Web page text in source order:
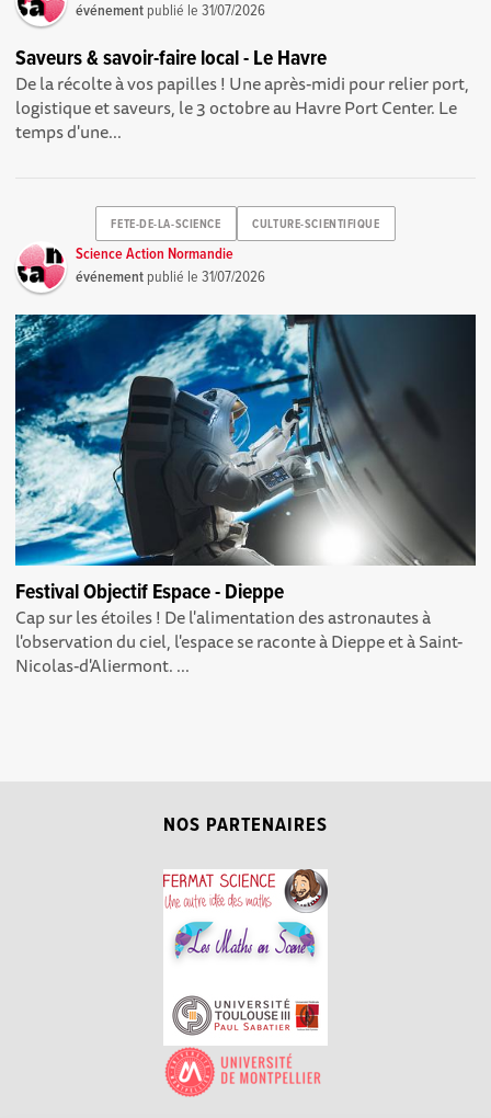
événement publié le31/07/2026
Saveurs & savoir-faire local - Le Havre
De la récolte à vos papilles ! Une après-midi pour relier port,
logistique et saveurs, le 3 octobre au Havre Port Center. Le
temps d'une...
FETE-DE-LA-SCIENCE CULTURE-SCIENTIFIQUE
Science Action Normandie
événement publié le31/07/2026
Festival Objectif Espace - Dieppe
Cap sur les étoiles ! De l'alimentation des astronautes à
l'observation du ciel, l'espace se raconte à Dieppe et à Saint-
Nicolas-d'Aliermont. ...
NOS PARTENAIRES